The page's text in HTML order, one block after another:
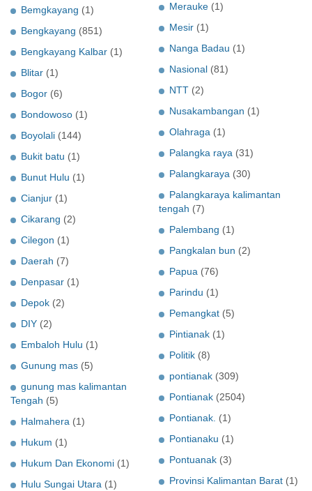
Bemgkayang (1)
Bengkayang (851)
Bengkayang Kalbar (1)
Blitar (1)
Bogor (6)
Bondowoso (1)
Boyolali (144)
Bukit batu (1)
Bunut Hulu (1)
Cianjur (1)
Cikarang (2)
Cilegon (1)
Daerah (7)
Denpasar (1)
Depok (2)
DIY (2)
Embaloh Hulu (1)
Gunung mas (5)
gunung mas kalimantan
Tengah (5)
Halmahera (1)
Hukum (1)
Hukum Dan Ekonomi (1)
Hulu Sungai Utara (1)
Merauke (1)
Mesir (1)
Nanga Badau (1)
Nasional (81)
NTT (2)
Nusakambangan (1)
Olahraga (1)
Palangka raya (31)
Palangkaraya (30)
Palangkaraya kalimantan
tengah (7)
Palembang (1)
Pangkalan bun (2)
Papua (76)
Parindu (1)
Pemangkat (5)
Pintianak (1)
Politik (8)
pontianak (309)
Pontianak (2504)
Pontianak. (1)
Pontianaku (1)
Pontuanak (3)
Provinsi Kalimantan Barat (1)